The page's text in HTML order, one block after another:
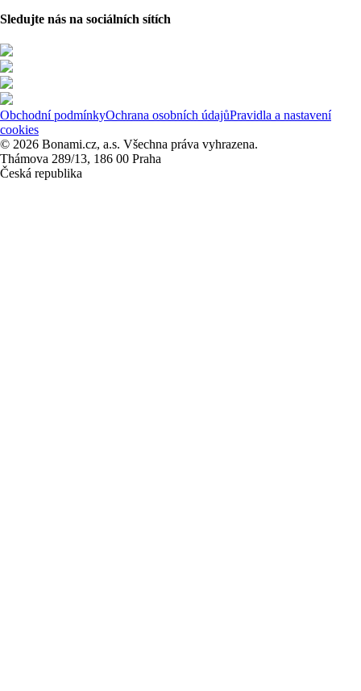
Sledujte nás na sociálních sítích
Obchodní podmínkyOchrana osobních údajůPravidla a nastavení
cookies
© 2026 Bonami.cz, a.s. Všechna práva vyhrazena.
Thámova 289/13, 186 00 Praha
Česká republika